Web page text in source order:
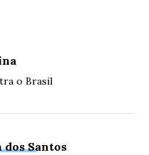
o Brasil
Santos